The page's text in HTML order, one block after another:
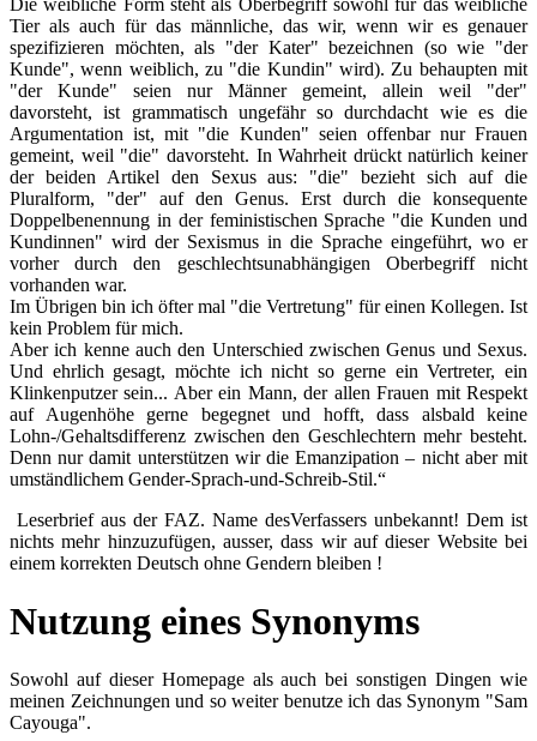
Tier als auch für das männliche, das wir, wenn wir es genauer
spezifizieren möchten, als "der Kater" bezeichnen (so wie "der
Kunde", wenn weiblich, zu "die Kundin" wird). Zu behaupten mit
"der Kunde" seien nur Männer gemeint, allein weil "der"
davorsteht, ist grammatisch ungefähr so durchdacht wie es die
Argumentation ist, mit "die Kunden" seien offenbar nur Frauen
gemeint, weil "die" davorsteht. In Wahrheit drückt natürlich keiner
der beiden Artikel den Sexus aus: "die" bezieht sich auf die
Pluralform, "der" auf den Genus. Erst durch die konsequente
Doppelbenennung in der feministischen Sprache "die Kunden und
Kundinnen" wird der Sexismus in die Sprache eingeführt, wo er
vorher durch den geschlechtsunabhängigen Oberbegriff nicht
vorhanden war.
Im Übrigen bin ich öfter mal "die Vertretung" für einen Kollegen. Ist
kein Problem für mich.
Aber ich kenne auch den Unterschied zwischen Genus und Sexus.
Und ehrlich gesagt, möchte ich nicht so gerne ein Vertreter, ein
Klinkenputzer sein... Aber ein Mann, der allen Frauen mit Respekt
auf Augenhöhe gerne begegnet und hofft, dass alsbald keine
Lohn-/Gehaltsdifferenz zwischen den Geschlechtern mehr besteht.
Denn nur damit unterstützen wir die Emanzipation – nicht aber mit
umständlichem Gender-Sprach-und-Schreib-Stil.“
Leserbrief aus der FAZ. Name desVerfassers unbekannt! Dem ist
nichts mehr hinzuzufügen, ausser, dass wir auf dieser Website bei
einem korrekten Deutsch ohne Gendern bleiben !
Nutzung eines Synonyms
Sowohl auf dieser Homepage als auch bei sonstigen Dingen wie
meinen Zeichnungen und so weiter benutze ich das Synonym "Sam
Cayouga".